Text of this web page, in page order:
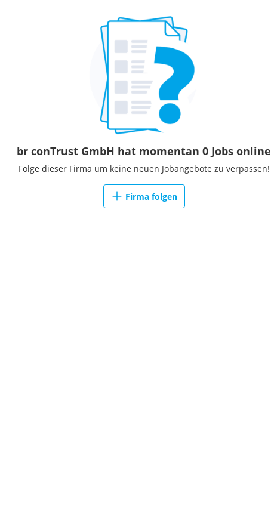
br conTrust GmbH hat momentan 0 Jobs online
Folge dieser Firma um keine neuen Jobangebote zu verpassen!
Firma folgen